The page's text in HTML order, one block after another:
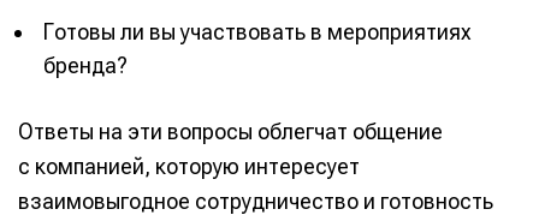
Готовы ли вы участвовать в мероприятиях
бренда?
Ответы на эти вопросы облегчат общение
с компанией, которую интересует
взаимовыгодное сотрудничество и готовность